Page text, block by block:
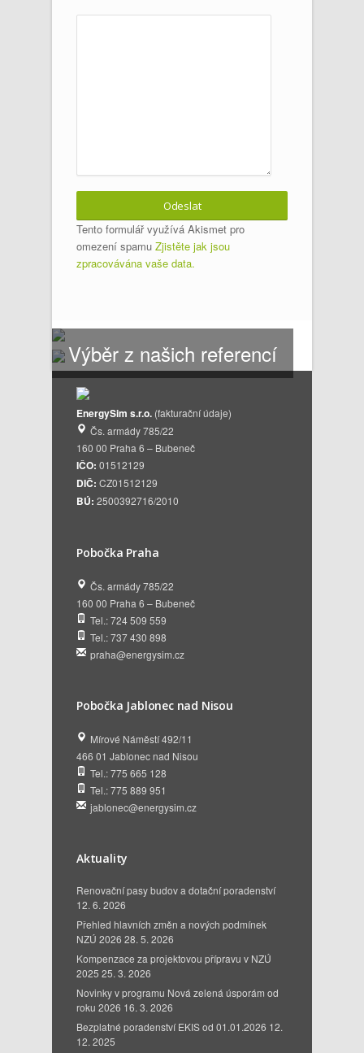
Tento formulář využívá Akismet pro
omezení spamu Zjistěte jak jsou
zpracovávána vaše data.
Výběr z našich referencí
EnergySim s.r.o. (fakturační údaje)
Čs. armády 785/22
160 00 Praha 6 – Bubeneč
IČO: 01512129
DIČ: CZ01512129
BÚ: 2500392716/2010
Pobočka Praha
Čs. armády 785/22
160 00 Praha 6 – Bubeneč
Tel.: 724 509 559
Tel.: 737 430 898
praha@energysim.cz
Pobočka Jablonec nad Nisou
Mírové Náměstí 492/11
466 01 Jablonec nad Nisou
Tel.: 775 665 128
Tel.: 775 889 951
jablonec@energysim.cz
Aktuality
Renovační pasy budov a dotační poradenství
12. 6. 2026
Přehled hlavních změn a nových podmínek
NZÚ 2026 28. 5. 2026
Kompenzace za projektovou přípravu v NZÚ
2025 25. 3. 2026
Novinky v programu Nová zelená úsporám od
roku 2026 16. 3. 2026
Bezplatné poradenství EKIS od 01.01.2026 12.
12. 2025